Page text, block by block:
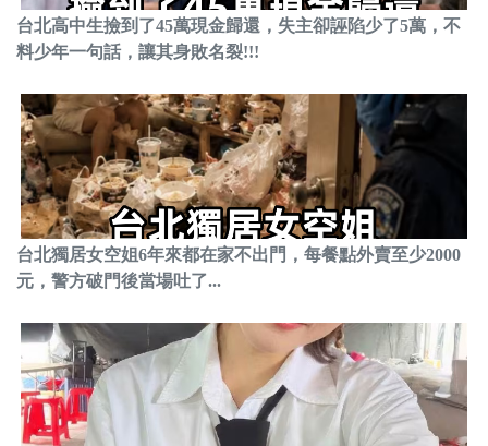
台北高中生撿到了45萬現金歸還，失主卻誣陷少了5萬，不
料少年一句話，讓其身敗名裂!!!
台北獨居女空姐6年來都在家不出門，每餐點外賣至少2000
元，警方破門後當場吐了...